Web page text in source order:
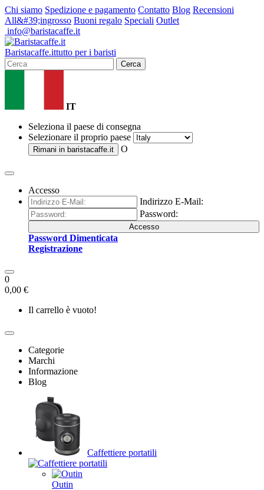
Chi siamo Spedizione e pagamento Contatto Blog Recensioni
All&#39;ingrosso Buoni regalo Speciali Outlet
info@baristacaffe.it
Baristacaffe.ittutto per i baristi
Cerca
IT
Seleziona il paese di consegna
Selezionare il proprio paese
Rimani in baristacaffe.it O
Accesso
Indirizzo E-Mail:
Password:
Accesso
Password Dimenticata
Registrazione
0
0,00 €
Il carrello è vuoto!
Categorie
Marchi
Informazione
Blog
Caffettiere portatili
Outin